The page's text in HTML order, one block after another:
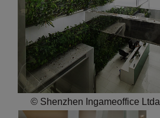
© Shenzhen Ingameoffice Ltda